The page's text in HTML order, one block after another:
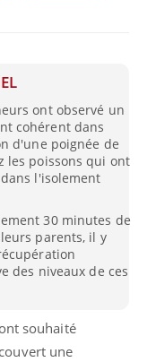
ont observé un
cohérent dans
d'une poignée de
les poissons qui ont
l'isolement
30 minutes de
parents, il y
des niveaux de ces
souhaité
une